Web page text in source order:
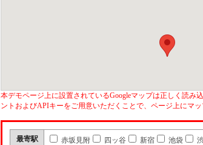
本デモページ上に設置されているGoogleマップは正しく読み
ントおよびAPIキーをご用意いただくことで、ページ上にマッ
最寄駅 赤坂見附 四ッ谷 新宿 池袋